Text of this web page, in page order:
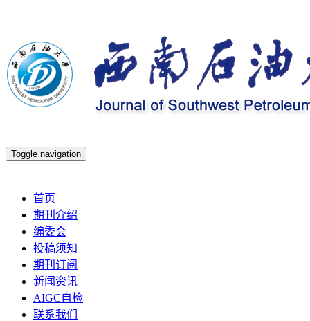
Toggle navigation
首页
期刊介绍
编委会
投稿须知
期刊订阅
新闻资讯
AIGC自检
联系我们